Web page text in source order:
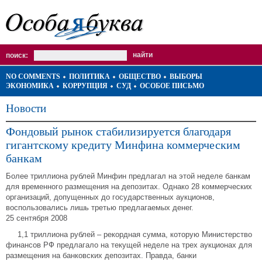
поиск:
NO COMMENTS ПОЛИТИКА ОБЩЕСТВО
ВЫБОРЫ
ЭКОНОМИКА
КОРРУПЦИЯ СУД ОСОБОЕ ПИСЬМО
Новости
Фондовый рынок стабилизируется благодаря
гигантскому кредиту Минфина коммерческим
банкам
Более триллиона рублей Минфин предлагал на этой неделе банкам
для временного размещения на депозитах. Однако 28 коммерческих
организаций, допущенных до государственных аукционов,
воспользовались лишь третью предлагаемых денег.
25 сентября 2008
1,1 триллиона рублей – рекордная сумма, которую Министерство
финансов РФ предлагало на текущей неделе на трех аукционах для
размещения на банковских депозитах. Правда, банки